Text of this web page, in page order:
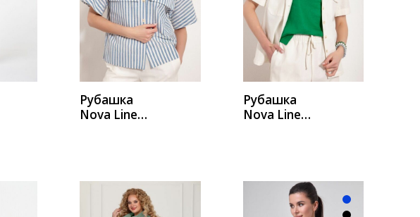
Рубашка
Nova Line
КУПИТЬ
Рубашка
Nova Line
КУПИТЬ